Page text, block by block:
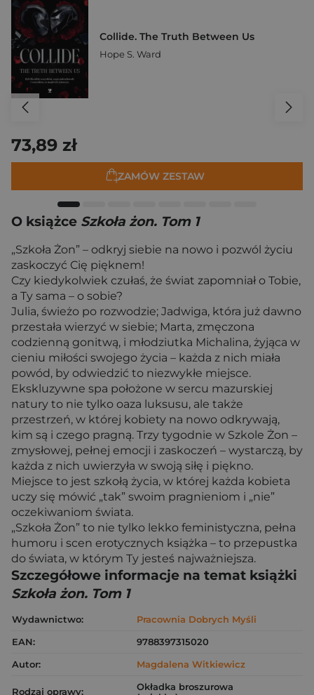
Collide. The Truth Between Us
Hope S. Ward
73,89 zł
ZAMÓW ZESTAW
O książce Szkoła żon. Tom 1
„Szkoła Żon” – odkryj siebie na nowo i pozwól życiu
zaskoczyć Cię pięknem!
Czy kiedykolwiek czułaś, że świat zapomniał o Tobie,
a Ty sama – o sobie?
Julia, świeżo po rozwodzie; Jadwiga, która już dawno
przestała wierzyć w siebie; Marta, zmęczona
codzienną gonitwą, i młodziutka Michalina, żyjąca w
cieniu miłości swojego życia – każda z nich miała
powód, by odwiedzić to niezwykłe miejsce.
Ekskluzywne spa położone w sercu mazurskiej
natury to nie tylko oaza luksusu, ale także
przestrzeń, w której kobiety na nowo odkrywają,
kim są i czego pragną. Trzy tygodnie w Szkole Żon –
zmysłowej, pełnej emocji i zaskoczeń – wystarczą, by
każda z nich uwierzyła w swoją siłę i piękno.
Miejsce to jest szkołą życia, w której każda kobieta
uczy się mówić „tak” swoim pragnieniom i „nie”
oczekiwaniom świata.
„Szkoła Żon” to nie tylko lekko feministyczna, pełna
humoru i scen erotycznych książka – to przepustka
do świata, w którym Ty jesteś najważniejsza.
Szczegółowe informacje na temat książki
Szkoła żon. Tom 1
Wydawnictwo:
Pracownia Dobrych Myśli
EAN:
9788397315020
Autor:
Magdalena Witkiewicz
Rodzaj oprawy:
Okładka broszurowa